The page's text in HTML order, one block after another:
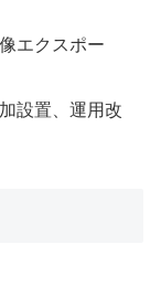
エクスポー
設置、運用改